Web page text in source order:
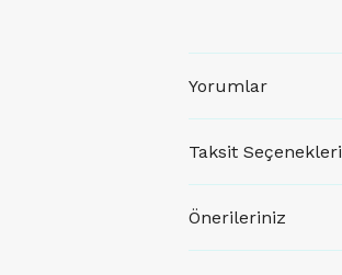
Yorumlar
Taksit Seçenekleri
Önerileriniz